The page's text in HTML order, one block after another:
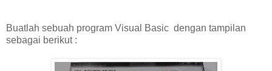
Buatlah sebuah program Visual Basic dengan tampilan
sebagai berikut :